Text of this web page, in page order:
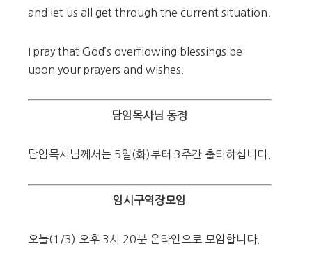
and let us all get through the current situation.
I pray that God’s overflowing blessings be
upon your prayers and wishes.
담임목사님 동정
담임목사님께서는 5일(화)부터 3주간 출타하십니다.
임시구역장모임
오늘(1/3) 오후 3시 20분 온라인으로 모임합니다.